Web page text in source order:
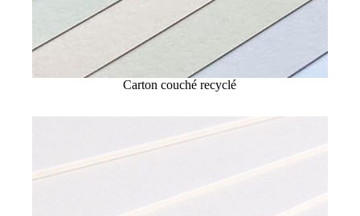
Carton couché recyclé